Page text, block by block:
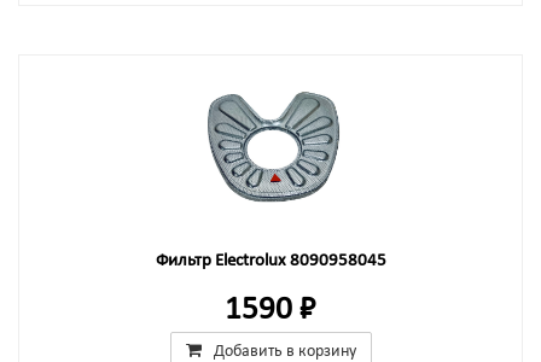
Фильтр Electrolux 8090958045
1590 ₽
Добавить в корзину